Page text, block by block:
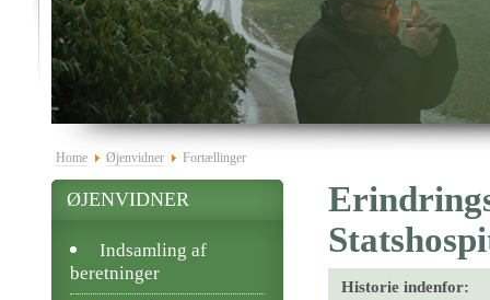
Home Øjenvidner Fortællinger
Historie indenfor:
ØJENVIDNER
Indsamling af
beretninger